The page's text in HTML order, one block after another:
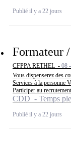
Publié il y a 22 jours
Formateur
CFPPA RETHEL - 08
Vous dispenserez des
Services à la personne
Participer au
CDD - Temps
Publié il y a 22 jours